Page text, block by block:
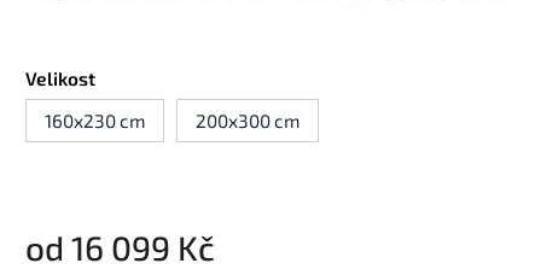
Velikost
160x230 cm
200x300 cm
od 16 099 Kč